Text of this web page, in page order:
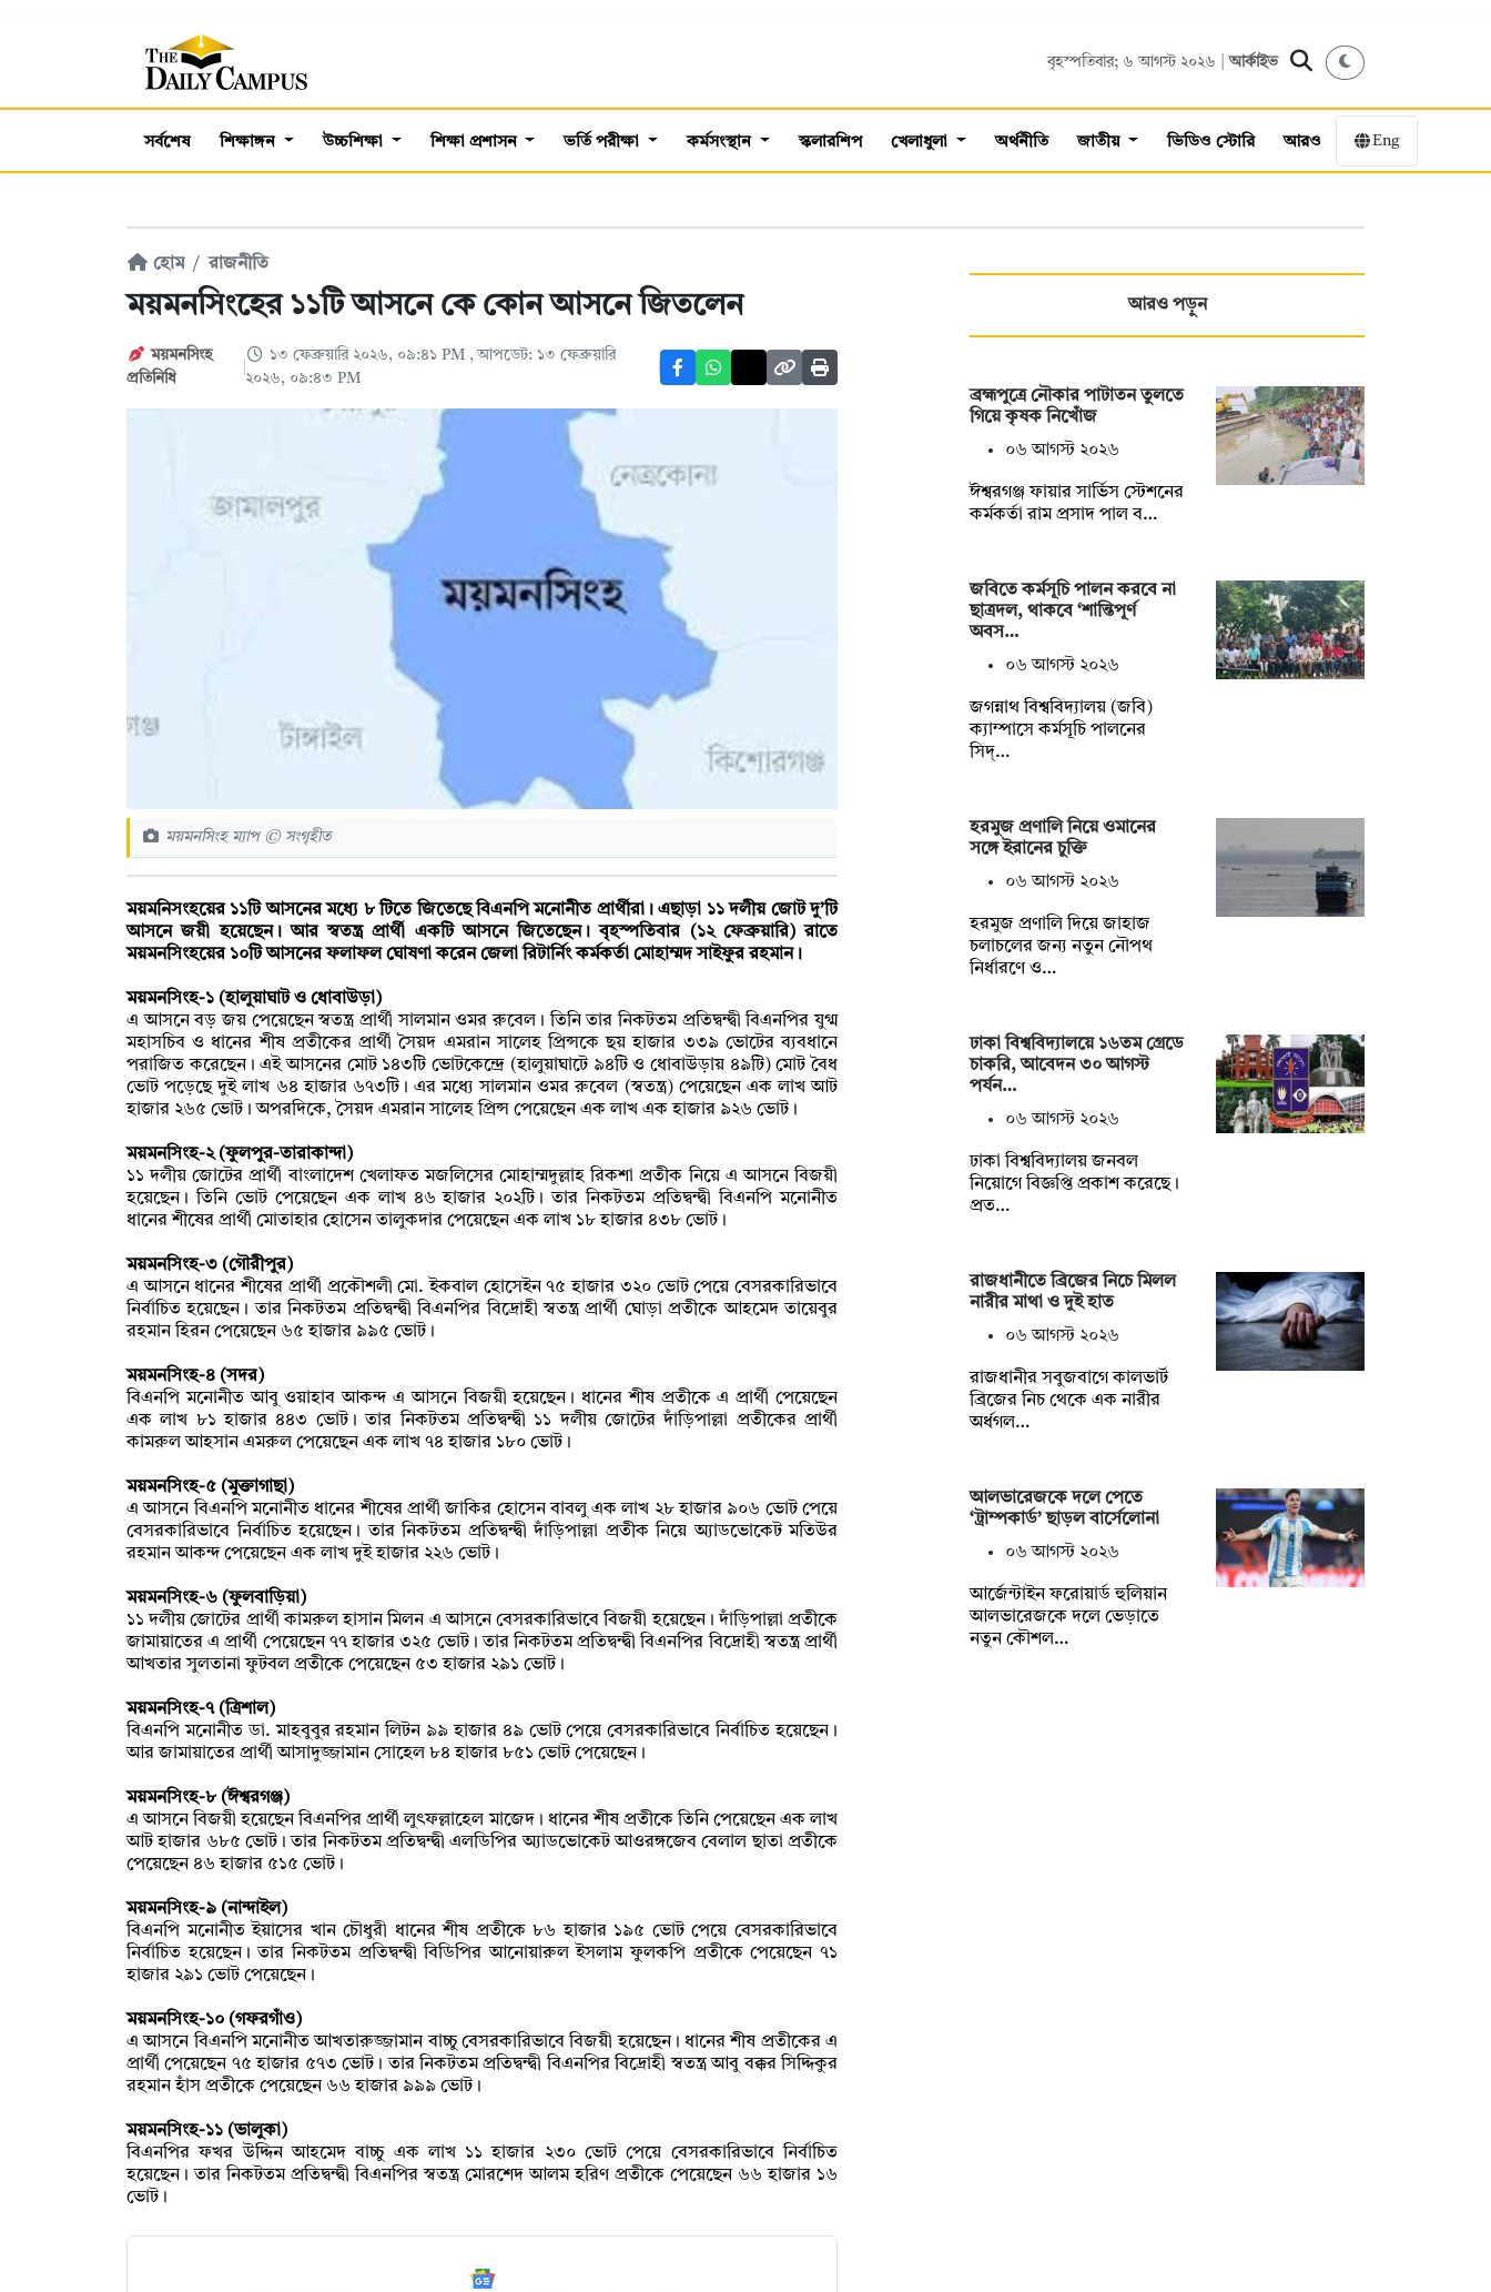
বৃহস্পতিবার; ৬ আগস্ট ২০২৬ |আর্কাইভ
সর্বশেষ শিক্ষাঙ্গন উচ্চশিক্ষা শিক্ষা প্রশাসন ভর্তি পরীক্ষা কর্মসংস্থান স্কলারশিপ খেলাধুলা অর্থনীতি জাতীয় ভিডিও স্টোরি আরও Eng
হোম রাজনীতি
ময়মনসিংহের ১১টি আসনে কে কোন আসনে জিতলেন
ময়মনসিংহ
প্রতিনিধি
১৩ ফেব্রুয়ারি ২০২৬, ০৯:৪১ PM , আপডেট: ১৩ ফেব্রুয়ারি
২০২৬, ০৯:৪৩ PM
ময়মনসিংহ ম্যাপ © সংগৃহীত
ময়মনিসংহয়ের ১১টি আসনের মধ্যে ৮ টিতে জিতেছে বিএনপি মনোনীত প্রার্থীরা। এছাড়া ১১ দলীয় জোট দু’টি
আসনে জয়ী হয়েছেন। আর স্বতন্ত্র প্রার্থী একটি আসনে জিতেছেন। বৃহস্পতিবার (১২ ফেব্রুয়ারি) রাতে
ময়মনসিংহয়ের ১০টি আসনের ফলাফল ঘোষণা করেন জেলা রিটার্নিং কর্মকর্তা মোহাম্মদ সাইফুর রহমান।
ময়মনসিংহ-১ (হালুয়াঘাট ও ধোবাউড়া)
এ আসনে বড় জয় পেয়েছেন স্বতন্ত্র প্রার্থী সালমান ওমর রুবেল। তিনি তার নিকটতম প্রতিদ্বন্দ্বী বিএনপির যুগ্ম
মহাসচিব ও ধানের শীষ প্রতীকের প্রার্থী সৈয়দ এমরান সালেহ প্রিন্সকে ছয় হাজার ৩৩৯ ভোটের ব্যবধানে
পরাজিত করেছেন। এই আসনের মোট ১৪৩টি ভোটকেন্দ্রে (হালুয়াঘাটে ৯৪টি ও ধোবাউড়ায় ৪৯টি) মোট বৈধ
ভোট পড়েছে দুই লাখ ৬৪ হাজার ৬৭৩টি। এর মধ্যে সালমান ওমর রুবেল (স্বতন্ত্র) পেয়েছেন এক লাখ আট
হাজার ২৬৫ ভোট। অপরদিকে, সৈয়দ এমরান সালেহ প্রিন্স পেয়েছেন এক লাখ এক হাজার ৯২৬ ভোট।
ময়মনসিংহ-২ (ফুলপুর-তারাকান্দা)
১১ দলীয় জোটের প্রার্থী বাংলাদেশ খেলাফত মজলিসের মোহাম্মদুল্লাহ রিকশা প্রতীক নিয়ে এ আসনে বিজয়ী
হয়েছেন। তিনি ভোট পেয়েছেন এক লাখ ৪৬ হাজার ২০২টি। তার নিকটতম প্রতিদ্বন্দ্বী বিএনপি মনোনীত
ধানের শীষের প্রার্থী মোতাহার হোসেন তালুকদার পেয়েছেন এক লাখ ১৮ হাজার ৪৩৮ ভোট।
ময়মনসিংহ-৩ (গৌরীপুর)
এ আসনে ধানের শীষের প্রার্থী প্রকৌশলী মো. ইকবাল হোসেইন ৭৫ হাজার ৩২০ ভোট পেয়ে বেসরকারিভাবে
নির্বাচিত হয়েছেন। তার নিকটতম প্রতিদ্বন্দ্বী বিএনপির বিদ্রোহী স্বতন্ত্র প্রার্থী ঘোড়া প্রতীকে আহমেদ তায়েবুর
রহমান হিরন পেয়েছেন ৬৫ হাজার ৯৯৫ ভোট।
ময়মনসিংহ-৪ (সদর)
বিএনপি মনোনীত আবু ওয়াহাব আকন্দ এ আসনে বিজয়ী হয়েছেন। ধানের শীষ প্রতীকে এ প্রার্থী পেয়েছেন
এক লাখ ৮১ হাজার ৪৪৩ ভোট। তার নিকটতম প্রতিদ্বন্দ্বী ১১ দলীয় জোটের দাঁড়িপাল্লা প্রতীকের প্রার্থী
কামরুল আহসান এমরুল পেয়েছেন এক লাখ ৭৪ হাজার ১৮০ ভোট।
ময়মনসিংহ-৫ (মুক্তাগাছা)
এ আসনে বিএনপি মনোনীত ধানের শীষের প্রার্থী জাকির হোসেন বাবলু এক লাখ ২৮ হাজার ৯০৬ ভোট পেয়ে
বেসরকারিভাবে নির্বাচিত হয়েছেন। তার নিকটতম প্রতিদ্বন্দ্বী দাঁড়িপাল্লা প্রতীক নিয়ে অ্যাডভোকেট মতিউর
রহমান আকন্দ পেয়েছেন এক লাখ দুই হাজার ২২৬ ভোট।
ময়মনসিংহ-৬ (ফুলবাড়িয়া)
১১ দলীয় জোটের প্রার্থী কামরুল হাসান মিলন এ আসনে বেসরকারিভাবে বিজয়ী হয়েছেন। দাঁড়িপাল্লা প্রতীকে
জামায়াতের এ প্রার্থী পেয়েছেন ৭৭ হাজার ৩২৫ ভোট। তার নিকটতম প্রতিদ্বন্দ্বী বিএনপির বিদ্রোহী স্বতন্ত্র প্রার্থী
আখতার সুলতানা ফুটবল প্রতীকে পেয়েছেন ৫৩ হাজার ২৯১ ভোট।
ময়মনসিংহ-৭ (ত্রিশাল)
বিএনপি মনোনীত ডা. মাহবুবুর রহমান লিটন ৯৯ হাজার ৪৯ ভোট পেয়ে বেসরকারিভাবে নির্বাচিত হয়েছেন।
আর জামায়াতের প্রার্থী আসাদুজ্জামান সোহেল ৮৪ হাজার ৮৫১ ভোট পেয়েছেন।
ময়মনসিংহ-৮ (ঈশ্বরগঞ্জ)
এ আসনে বিজয়ী হয়েছেন বিএনপির প্রার্থী লুৎফল্লাহেল মাজেদ। ধানের শীষ প্রতীকে তিনি পেয়েছেন এক লাখ
আট হাজার ৬৮৫ ভোট। তার নিকটতম প্রতিদ্বন্দ্বী এলডিপির অ্যাডভোকেট আওরঙ্গজেব বেলাল ছাতা প্রতীকে
পেয়েছেন ৪৬ হাজার ৫১৫ ভোট।
ময়মনসিংহ-৯ (নান্দাইল)
বিএনপি মনোনীত ইয়াসের খান চৌধুরী ধানের শীষ প্রতীকে ৮৬ হাজার ১৯৫ ভোট পেয়ে বেসরকারিভাবে
নির্বাচিত হয়েছেন। তার নিকটতম প্রতিদ্বন্দ্বী বিডিপির আনোয়ারুল ইসলাম ফুলকপি প্রতীকে পেয়েছেন ৭১
হাজার ২৯১ ভোট পেয়েছেন।
ময়মনসিংহ-১০ (গফরগাঁও)
এ আসনে বিএনপি মনোনীত আখতারুজ্জামান বাচ্চু বেসরকারিভাবে বিজয়ী হয়েছেন। ধানের শীষ প্রতীকের এ
প্রার্থী পেয়েছেন ৭৫ হাজার ৫৭৩ ভোট। তার নিকটতম প্রতিদ্বন্দ্বী বিএনপির বিদ্রোহী স্বতন্ত্র আবু বক্কর সিদ্দিকুর
রহমান হাঁস প্রতীকে পেয়েছেন ৬৬ হাজার ৯৯৯ ভোট।
ময়মনসিংহ-১১ (ভালুকা)
বিএনপির ফখর উদ্দিন আহমেদ বাচ্চু এক লাখ ১১ হাজার ২৩০ ভোট পেয়ে বেসরকারিভাবে নির্বাচিত
হয়েছেন। তার নিকটতম প্রতিদ্বন্দ্বী বিএনপির স্বতন্ত্র মোরশেদ আলম হরিণ প্রতীকে পেয়েছেন ৬৬ হাজার ১৬
ভোট।
আরও পড়ুন
ব্রহ্মপুত্রে নৌকার পাটাতন তুলতে
গিয়ে কৃষক নিখোঁজ
০৬ আগস্ট ২০২৬
ঈশ্বরগঞ্জ ফায়ার সার্ভিস স্টেশনের
কর্মকর্তা রাম প্রসাদ পাল ব…
জবিতে কর্মসূচি পালন করবে না
ছাত্রদল, থাকবে ‘শান্তিপূর্ণ
অবস…
০৬ আগস্ট ২০২৬
জগন্নাথ বিশ্ববিদ্যালয় (জবি)
ক্যাম্পাসে কর্মসূচি পালনের
সিদ্…
হরমুজ প্রণালি নিয়ে ওমানের
সঙ্গে ইরানের চুক্তি
০৬ আগস্ট ২০২৬
হরমুজ প্রণালি দিয়ে জাহাজ
চলাচলের জন্য নতুন নৌপথ
নির্ধারণে ও…
ঢাকা বিশ্ববিদ্যালয়ে ১৬তম গ্রেডে
চাকরি, আবেদন ৩০ আগস্ট
পর্যন…
০৬ আগস্ট ২০২৬
ঢাকা বিশ্ববিদ্যালয় জনবল
নিয়োগে বিজ্ঞপ্তি প্রকাশ করেছে।
প্রত…
রাজধানীতে ব্রিজের নিচে মিলল
নারীর মাথা ও দুই হাত
০৬ আগস্ট ২০২৬
রাজধানীর সবুজবাগে কালভার্ট
ব্রিজের নিচ থেকে এক নারীর
অর্ধগল…
আলভারেজকে দলে পেতে
‘ট্রাম্পকার্ড’ ছাড়ল বার্সেলোনা
০৬ আগস্ট ২০২৬
আর্জেন্টাইন ফরোয়ার্ড হুলিয়ান
আলভারেজকে দলে ভেড়াতে
নতুন কৌশল…